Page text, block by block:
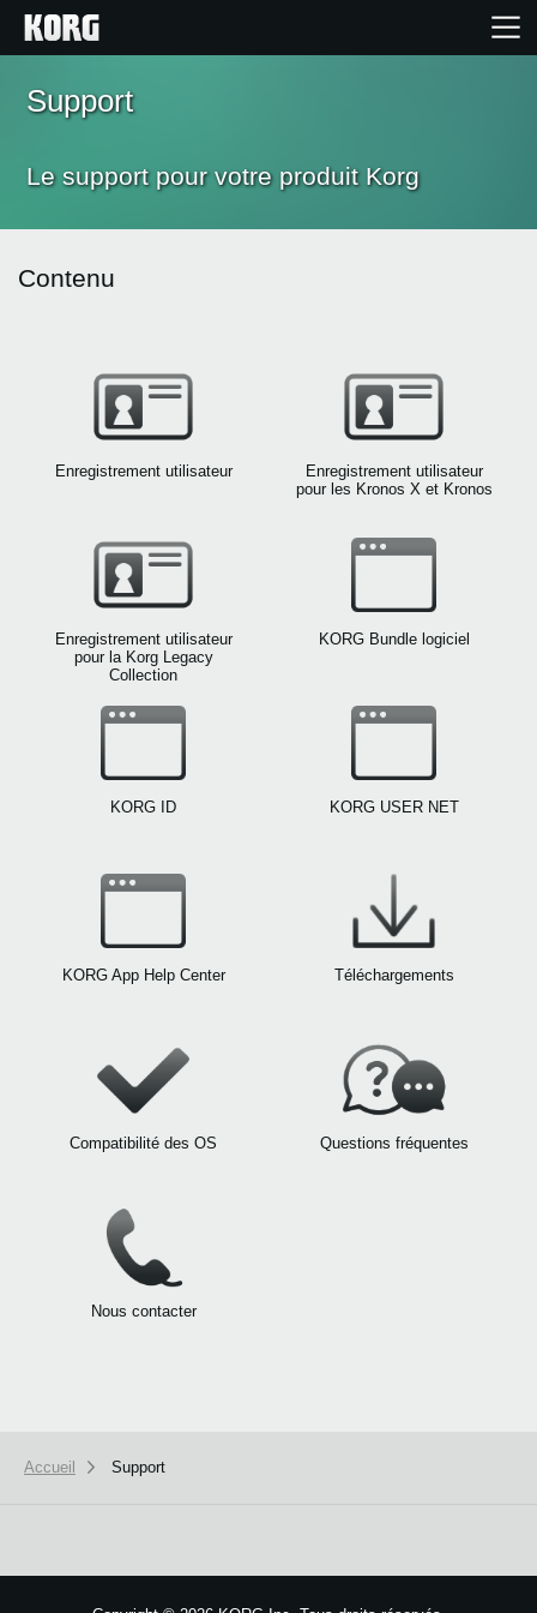
Accueil
Produits
Support
Où acheter ?
News
Lieu
Réseaux sociaux
Support
Le support pour votre produit Korg
Contenu
Enregistrement utilisateur
Enregistrement utilisateur
pour les Kronos X et Kronos
Enregistrement utilisateur
pour la Korg Legacy
Collection
KORG Bundle logiciel
KORG ID KORG USER NET
KORG App Help Center Téléchargements
Compatibilité des OS Questions fréquentes
Nous contacter
Accueil Support